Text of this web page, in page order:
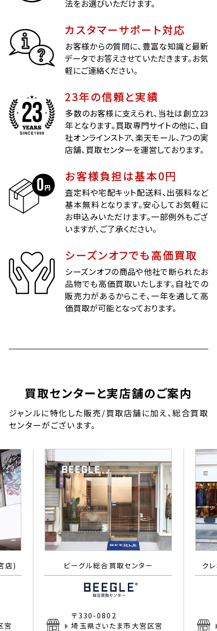
法をお選びいただけます。
カスタマーサポート対応
お客様からの質問に、豊富な知識と最新
データでお答えさせていただきます。お気
軽にご連絡ください。
23年の信頼と実績
多数のお客様に支えられ、当社は創立23
年となります。買取専門サイトの他に、自
社オンラインストア、楽天モール、7つの実
店舗、買取センターを運営しております。
お客様負担は基本0円
査定料や宅配キット配送料、出張料など
基本無料となります。安心してお気軽に
お申込みいただけます。一部例外もござ
いますが、ご了承ください。
シーズンオフでも高価買取
シーズンオフの商品や他社で断られたお
品物でも高価買取いたします。自社での
販売力があるからこそ、一年を通して高
価買取が可能となっております。
買取センターと実店舗のご案内
ジャンルに特化した販売/買取店舗に加え、総合買取
センターがございます。
店)
宮
ビーグル総合買取センター
〒330-0802
埼玉県さいたま市大宮区宮
ク